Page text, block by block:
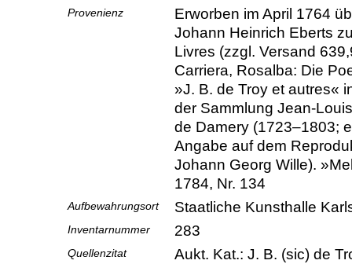
Provenienz
Erworben im April 1764
Johann Heinrich Eberts
Livres (zzgl. Versand
Carriera, Rosalba: Die
»J. B. de Troy et autres«
der Sammlung Jean-
de Damery (1723–1803;
Angabe auf dem
Johann Georg Wille).
1784, Nr. 134
Aufbewahrungsort Staatliche Kunsthalle
Inventarnummer 283
Quellenzitat
Aukt. Kat.: J. B. (sic) de